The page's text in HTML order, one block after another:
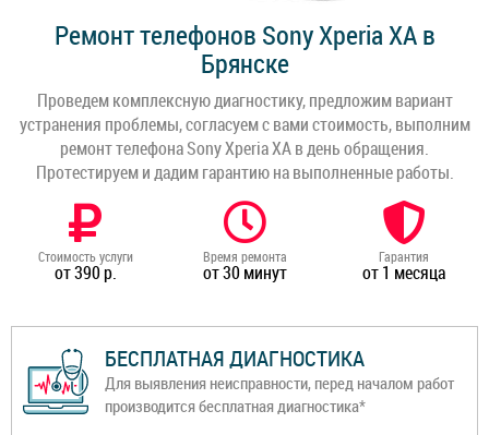
Ремонт телефонов Sony Xperia XA в
Брянске
Проведем комплексную диагностику, предложим вариант
устранения проблемы, согласуем с вами стоимость, выполним
ремонт телефона Sony Xperia XA в день обращения.
Протестируем и дадим гарантию на выполненные работы.
Стоимость услуги
от 390 р.
Время ремонта
от 30 минут
Гарантия
от 1 месяца
БЕСПЛАТНАЯ ДИАГНОСТИКА
Для выявления неисправности, перед началом работ
производится бесплатная диагностика*